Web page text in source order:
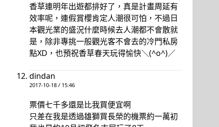
香草連明年出遊都排好了，真是計畫周延有
效率呢，連假賞櫻肯定人潮很可怕，不過日
本觀光業的盛況什麼時候去人潮都不會散就
是，除非專挑一般觀光客不會去的冷門私房
點XD，也預祝香草春天玩得愉快＼(^o^)／
dindan
2017-10-18 / 15:46
票價七千多還是比我買便宜啊
只差在我是透過雄獅買長榮的機票約一萬初